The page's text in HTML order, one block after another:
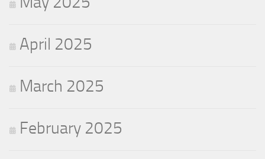
April 2025
March 2025
February 2025